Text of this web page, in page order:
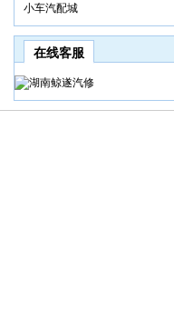
小车汽配城
在线客服